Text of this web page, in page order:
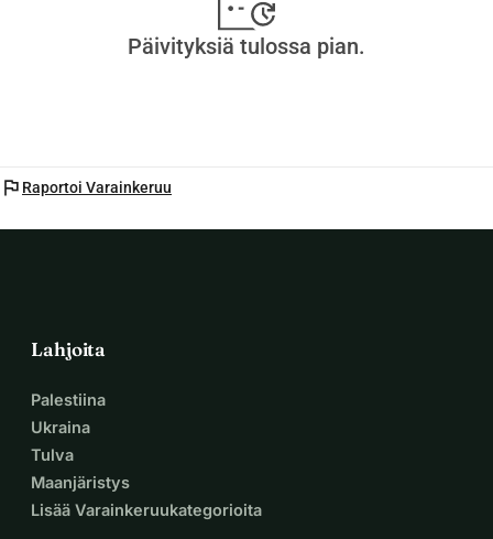
Päivityksiä tulossa pian.
flag Raportoi Varainkeruu
Lahjoita
Palestiina
Ukraina
Tulva
Maanjäristys
Lisää Varainkeruukategorioita